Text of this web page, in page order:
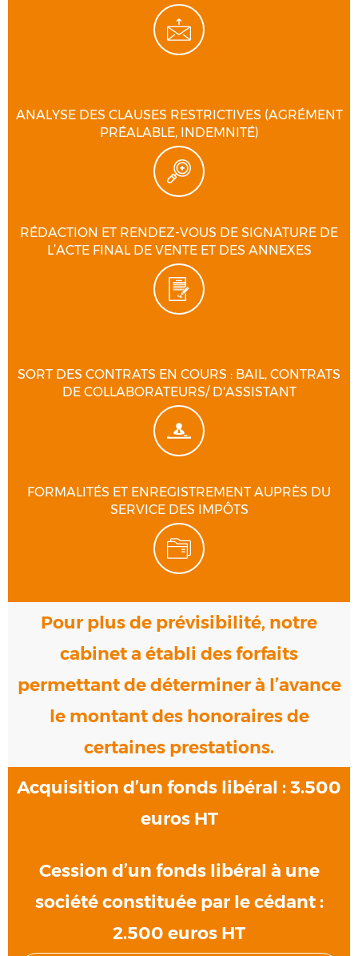
ANALYSE DES CLAUSES RESTRICTIVES (AGRÉMENT
PRÉALABLE, INDEMNITÉ)
RÉDACTION ET RENDEZ-VOUS DE SIGNATURE DE
L’ACTE FINAL DE VENTE ET DES ANNEXES
SORT DES CONTRATS EN COURS : BAIL, CONTRATS
DE COLLABORATEURS/ D'ASSISTANT
FORMALITÉS ET ENREGISTREMENT AUPRÈS DU
SERVICE DES IMPÔTS
Pour plus de prévisibilité, notre
cabinet a établi des forfaits
permettant de déterminer à l’avance
le montant des honoraires de
certaines prestations.
Acquisition d’un fonds libéral : 3.500
euros HT
Cession d’un fonds libéral à une
société constituée par le cédant :
2.500 euros HT